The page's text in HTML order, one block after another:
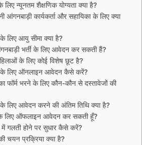
न्यूनतम शैक्षणिक योग्यता क्या है?
आंगनबाड़ी कार्यकर्ता और सहायिका के लिए क्या
लिए आयु सीमा क्या है?
भर्ती के लिए आवेदन कर सकती हैं?
के लिए कोई विशेष छूट है?
के लिए ऑनलाइन आवेदन कैसे करें?
फॉर्म भरने के लिए कौन-कौन से दस्तावेजों की
लिए आवेदन करने की अंतिम तिथि क्या है?
के लिए ऑफलाइन आवेदन कर सकती हूँ?
गलती होने पर सुधार कैसे करें?
चयन प्रक्रिया क्या है?